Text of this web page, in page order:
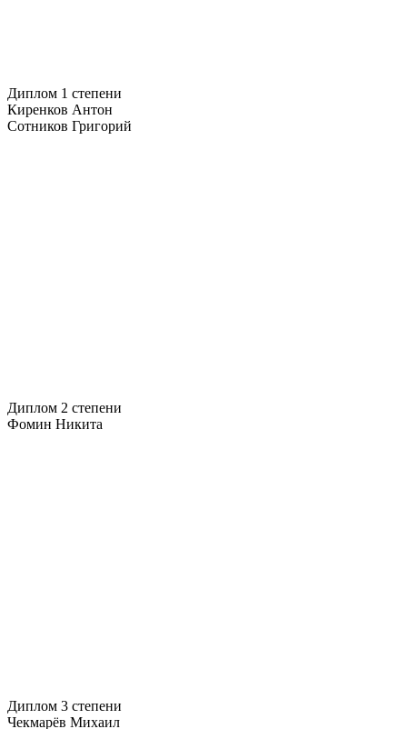
Диплом 1 степени
Киренков Антон
Сотников Григорий
Диплом 2 степени
Фомин Никита
Диплом 3 степени
Чекмарёв Михаил